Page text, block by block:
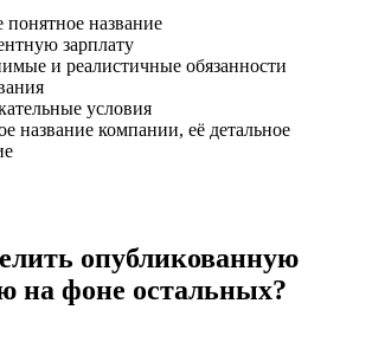
понятное название
зарплату
и реалистичные обязанности
условия
название компании, её детальное
опубликованную
на фоне остальных?